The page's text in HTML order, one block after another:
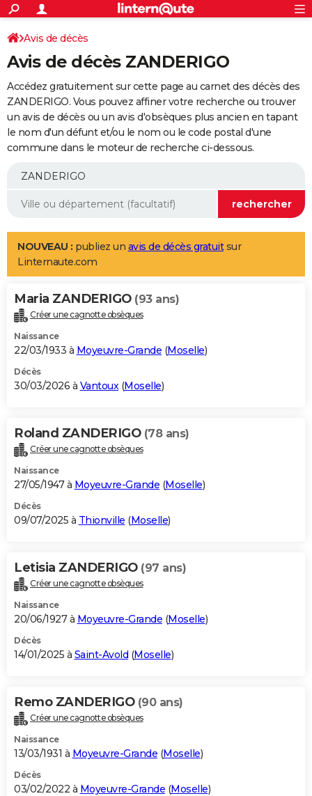
ACTUALITÉS
Politique
Société
Faits Divers
Education
Monde
Villes
+
SPORT
Coupe du monde 2026
Football
Tennis
Cyclisme
Rugby
Forum
Programme TV
TNT
Streaming
Cinéma
Sorties cinéma
Musique
+FINANCE
Impôts
Immobilier
Risques naturels par ville
Banque
Assurance
Crédit
AUTO
Essais
Réserver un essai
Citadines
Berlines
SUV
Forum auto
+
Mobiles
Meilleur smartphone
Internet
Ordinateurs
Jeux vidéo
Guide high-tech
Aménagement intérieur
LIFESTYLE
Art de vivre
Bien-être
Loisirs
Mode
Modes de vie
Alimentation
Guide de la santé
Maladies
Médicaments
Sommeil
VOYAGE
Destinations
City break
Voyage nature
Voyage de noces
Forum
Climat
+PHOTO
GUIDES D'ACHAT
BONS PLANS
Carte de Noël
Carte Bonne année
Carte Saint-Valentin
Carte Pâques
Carte d'anniversaire
DICTIONNAIRE
Dictionnaire
Biographies
Citations
Expressions
Proverbes
PROGRAMME TV
S'inscrire
Se connecter
Lycées
Collèges
Primaires
Universités
Entreprises
Service militaire
Avis de recherche
AVIS DE DÉCÈS
Bricolage
Lifestyle
Culture
Sport
Auto
Television
Voyage
Cinema
Avis de décès
Avis de décès ZANDERIGO
Accédez gratuitement sur cette page au carnet des décès des
ZANDERIGO. Vous pouvez affiner votre recherche ou trouver
un avis de décès ou un avis d'obsèques plus ancien en tapant
le nom d'un défunt et/ou le nom ou le code postal d'une
commune dans le moteur de recherche ci-dessous.
NOUVEAU : publiez un avis de décès gratuitsur
Linternaute.com
Maria ZANDERIGO (93 ans)
Créer une cagnotte obsèques
Naissance
22/03/1933 à Moyeuvre-Grande (Moselle)
Décès
30/03/2026 à Vantoux(Moselle)
Roland ZANDERIGO (78 ans)
Créer une cagnotte obsèques
Naissance
27/05/1947 à Moyeuvre-Grande (Moselle)
Décès
09/07/2025 à Thionville (Moselle)
Letisia ZANDERIGO (97 ans)
Créer une cagnotte obsèques
Naissance
20/06/1927 à Moyeuvre-Grande (Moselle)
Décès
14/01/2025 à Saint-Avold (Moselle)
Remo ZANDERIGO (90 ans)
Créer une cagnotte obsèques
Naissance
13/03/1931 à Moyeuvre-Grande (Moselle)
Décès
03/02/2022 à Moyeuvre-Grande (Moselle)